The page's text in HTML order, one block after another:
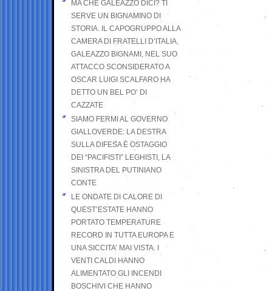
MA CHE GALEAZZO DICI? TI
SERVE UN BIGNAMINO DI
STORIA. IL CAPOGRUPPO ALLA
CAMERA DI FRATELLI D’ITALIA,
GALEAZZO BIGNAMI, NEL SUO
ATTACCO SCONSIDERATO A
OSCAR LUIGI SCALFARO HA
DETTO UN BEL PO’ DI
CAZZATE
SIAMO FERMI AL GOVERNO
GIALLOVERDE: LA DESTRA
SULLA DIFESA È OSTAGGIO
DEI “PACIFISTI” LEGHISTI, LA
SINISTRA DEL PUTINIANO
CONTE
LE ONDATE DI CALORE DI
QUEST’ESTATE HANNO
PORTATO TEMPERATURE
RECORD IN TUTTA EUROPA E
UNA SICCITA’ MAI VISTA. I
VENTI CALDI HANNO
ALIMENTATO GLI INCENDI
BOSCHIVI CHE HANNO